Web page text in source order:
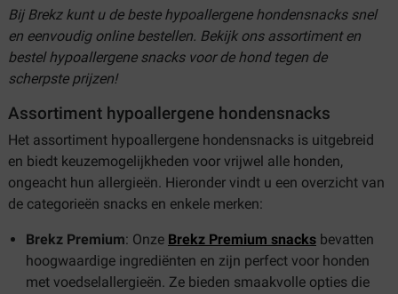
Bij Brekz kunt u de beste hypoallergene hondensnacks snel
en eenvoudig online bestellen. Bekijk ons assortiment en
bestel hypoallergene snacks voor de hond tegen de
scherpste prijzen!
Assortiment hypoallergene hondensnacks
Het assortiment hypoallergene hondensnacks is uitgebreid
en biedt keuzemogelijkheden voor vrijwel alle honden,
ongeacht hun allergieën. Hieronder vindt u een overzicht van
de categorieën snacks en enkele merken:
Brekz Premium: Onze Brekz Premium snacks bevatten
hoogwaardige ingrediënten en zijn perfect voor honden
met voedselallergieën. Ze bieden smaakvolle opties die